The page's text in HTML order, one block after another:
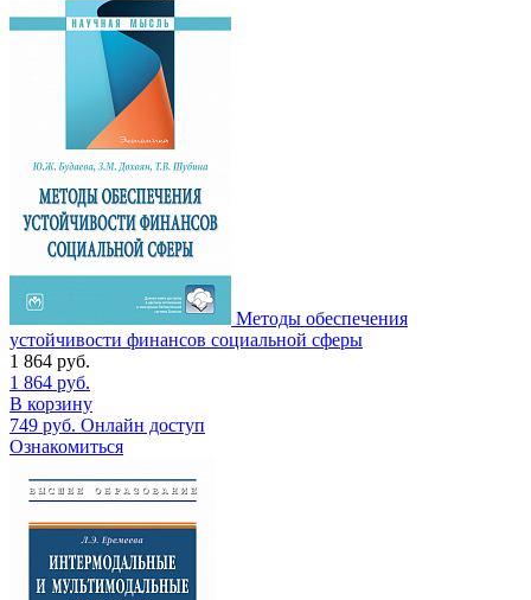
Методы обеспечения
устойчивости финансов социальной сферы
1 864 руб.
1 864 руб.
В корзину
749 руб. Онлайн доступ
Ознакомиться